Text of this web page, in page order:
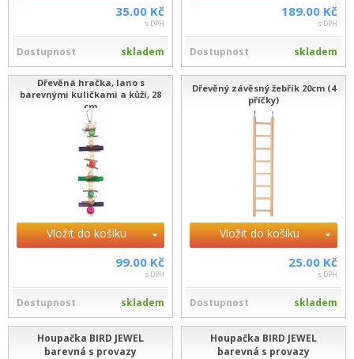
35.00 Kč
s DPH
Dostupnost skladem
189.00 Kč
s DPH
Dostupnost skladem
Dřevěná hračka, lano s
barevnými kuličkami a kůží, 28
cm
Vložit do košíku
99.00 Kč
s DPH
Dostupnost skladem
Dřevěný závěsný žebřík 20cm (4
příčky)
Vložit do košíku
25.00 Kč
s DPH
Dostupnost skladem
Houpačka BIRD JEWEL
barevná s provazy
Houpačka BIRD JEWEL
barevná s provazy